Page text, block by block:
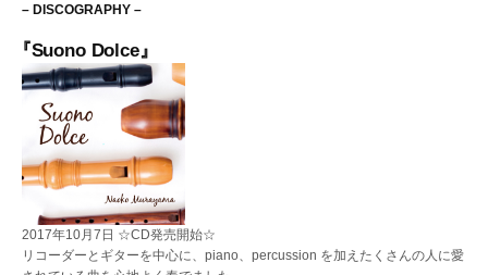
– DISCOGRAPHY –
Suono Dolce』
2017年10月7日 ☆CD発売開始☆
リコーダーとギターを中心に、piano、percussion を加えたくさんの人に愛